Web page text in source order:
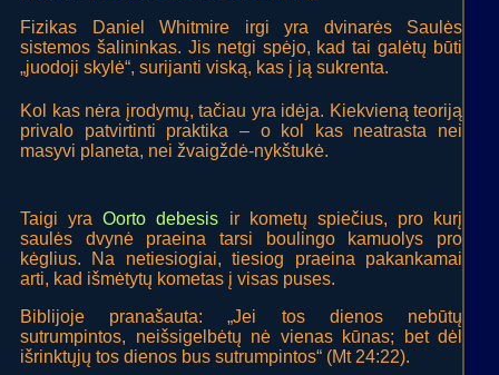
Fizikas Daniel Whitmire irgi yra dvinarės Saulės
sistemos šalininkas. Jis netgi spėjo, kad tai galėtų būti
„juodoji skylė“, surijanti viską, kas į ją sukrenta.
Kol kas nėra įrodymų, tačiau yra idėja. Kiekvieną teoriją
privalo patvirtinti praktika – o kol kas neatrasta nei
masyvi planeta, nei žvaigždė-nykštukė.
Taigi yraOorto debesis ir kometų spiečius, pro kurį
saulės dvynė praeina tarsi boulingo kamuolys pro
kėglius. Na netiesiogiai, tiesiog praeina pakankamai
arti, kad išmėtytų kometas į visas puses.
Biblijoje pranašauta: „Jei tos dienos nebūtų
sutrumpintos, neišsigelbėtų nė vienas kūnas; bet dėl
išrinktųjų tos dienos bus sutrumpintos“ (Mt 24:22).